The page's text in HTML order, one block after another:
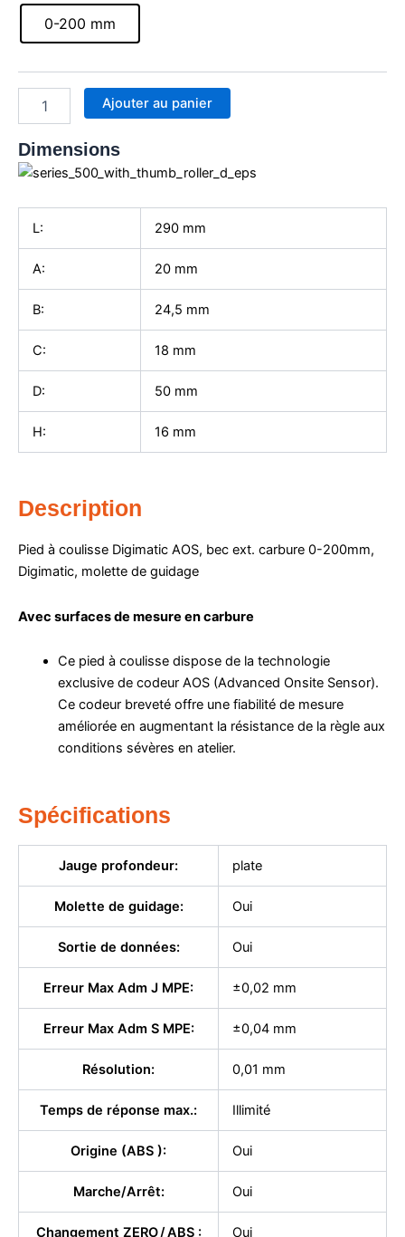
0-200 mm
AOS
200mm,
bec
ext
carbure,
de
guidage,
SPC
Ajouter au panier
Dimensions
L: 290mm
A: 20mm
B: 24,5 mm
C: 18 mm
D: 50mm
H: 16 mm
Description
Pied à coulisse Digimatic AOS, bec ext. carbure 0-200mm,
Digimatic, molette de guidage
Avec surfaces de mesure en carbure
Ce pied à coulisse dispose de la technologie
exclusive de codeur AOS (Advanced Onsite Sensor).
Ce codeur breveté offre une fiabilité de mesure
améliorée en augmentant la résistance de la règle aux
conditions sévères en atelier.
Spécifications
Jauge profondeur: plate
Molette de guidage: Oui
Sortie de données: Oui
Erreur Max Adm J MPE: ±0,02 mm
Erreur Max Adm S MPE: ±0,04 mm
Résolution: 0,01 mm
Temps de réponse max.: Illimité
Origine (ABS ): Oui
Marche/Arrêt: Oui
Changement ZERO / ABS : Oui